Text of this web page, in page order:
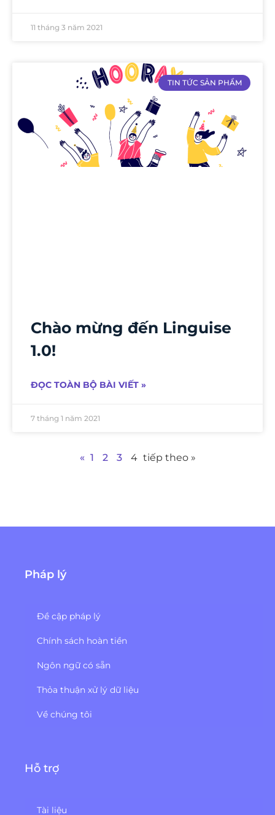
11 tháng 3 năm 2021
TIN TỨC SẢN PHẨM
Chào mừng đến Linguise
1.0!
ĐỌC TOÀN BỘ BÀI VIẾT »
7 tháng 1 năm 2021
« 1 2 3 4 tiếp theo »
Pháp lý
Đề cập pháp lý
Chính sách hoàn tiền
Ngôn ngữ có sẵn
Thỏa thuận xử lý dữ liệu
Về chúng tôi
Hỗ trợ
Tài liệu